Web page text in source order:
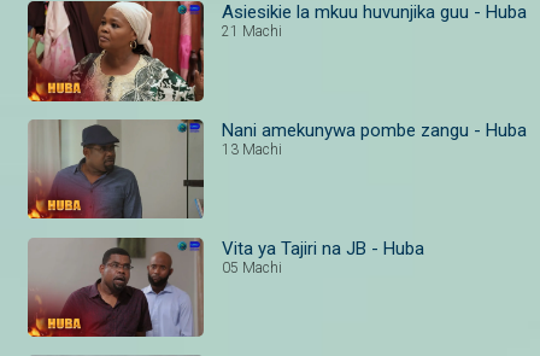
Asiesikie la mkuu huvunjika guu - Huba
21 Machi
Nani amekunywa pombe zangu - Huba
13 Machi
Vita ya Tajiri na JB - Huba
05 Machi